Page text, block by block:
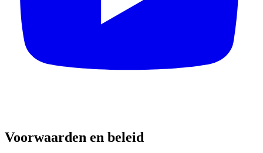
Voorwaarden en beleid